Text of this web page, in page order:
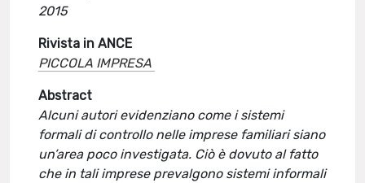
2015
Rivista in ANCE
PICCOLA IMPRESA
Abstract
Alcuni autori evidenziano come i sistemi
formali di controllo nelle imprese familiari siano
un’area poco investigata. Ciò è dovuto al fatto
che in tali imprese prevalgono sistemi informali